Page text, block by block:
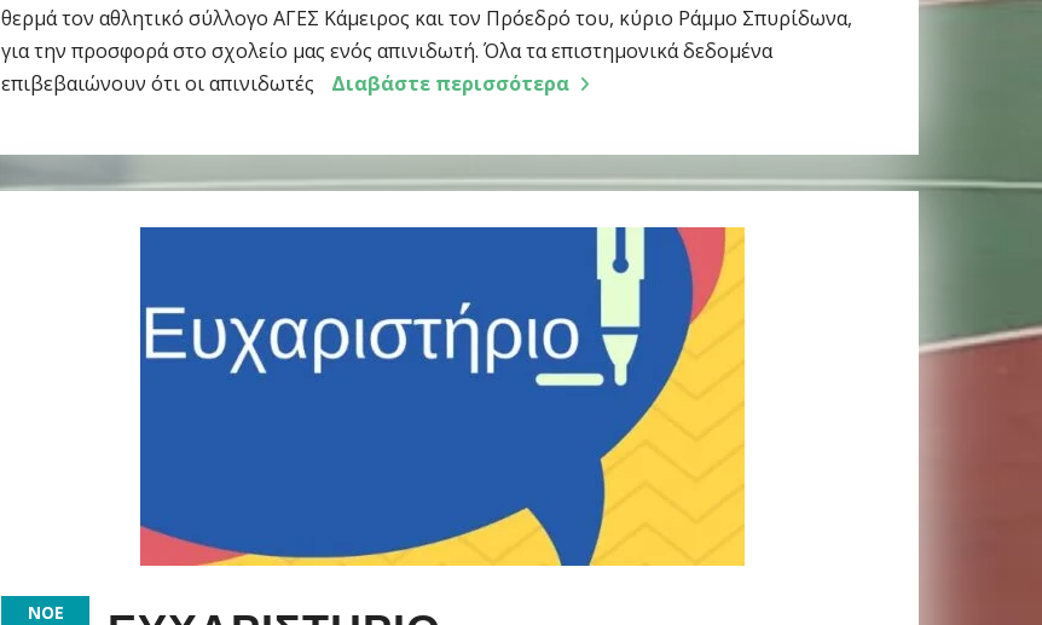
θερμά τον αθλητικό σύλλογο ΑΓΕΣ Κάμειρος και τον Πρόεδρό του, κύριο Ράμμο Σπυρίδωνα,
για την προσφορά στο σχολείο μας ενός απινιδωτή. Όλα τα επιστημονικά δεδομένα
επιβεβαιώνουν ότι οι απινιδωτές
Διαβάστε περισσότερα
ΝΟΈ